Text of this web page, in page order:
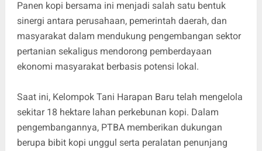
Panen kopi bersama ini menjadi salah satu bentuk
sinergi antara perusahaan, pemerintah daerah, dan
masyarakat dalam mendukung pengembangan sektor
pertanian sekaligus mendorong pemberdayaan
ekonomi masyarakat berbasis potensi lokal.
Saat ini, Kelompok Tani Harapan Baru telah mengelola
sekitar 18 hektare lahan perkebunan kopi. Dalam
pengembangannya, PTBA memberikan dukungan
berupa bibit kopi unggul serta peralatan penunjang